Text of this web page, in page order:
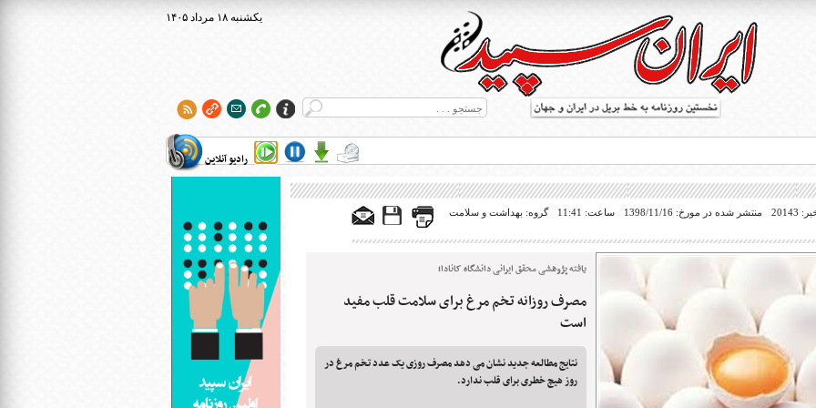
۱۴۰۵ يکشنبه ۱۸ مرداد
رادیو آنلاین
بریل در جهان
منتشر شده در مورخ: 1398/11/16 ساعت: 11:41 گروه: بهداشت و سلامت
یافته پژوهشی محقق ایرانی دانشگاه کانادا؛
مصرف روزانه تخم مرغ برای سلامت قلب مفید
است
نتایج مطالعه جدید نشان می دهد مصرف روزی یک عدد تخم مرغ در
روز هیچ خطری برای قلب ندارد.